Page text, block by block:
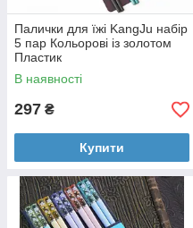
Палички для їжі KangJu набір
5 пар Кольорові із золотом
Пластик
В наявності
297 ₴
Купити